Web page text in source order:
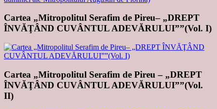
Cartea „Mitropolitul Serafim de Pireu– „DREPT
ÎNVĂŢÂND CUVÂNTUL ADEVĂRULUI””(Vol. I)
Cartea „Mitropolitul Serafim de Pireu – „DREPT
ÎNVĂŢÂND CUVÂNTUL ADEVĂRULUI””(Vol.
II)